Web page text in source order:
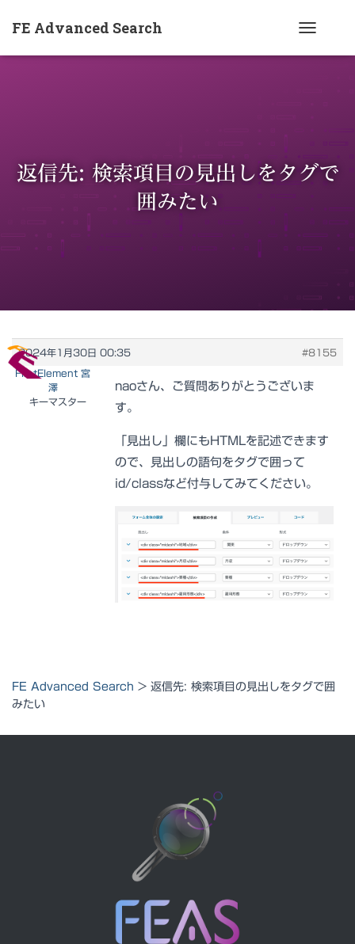
FE Advanced Search
ン
返信先: 検索項目の見出しをタグで
囲みたい
2024年1月30日 00:35 #8155
FirstElement 宮
澤
キーマスター
naoさん、ご質問ありがとうございま
す。
「見出し」欄にもHTMLを記述できます
ので、見出しの語句をタグで囲って
id/classなど付与してみてください。
FE Advanced Search > 返信先: 検索項目の見出しをタグで囲
みたい